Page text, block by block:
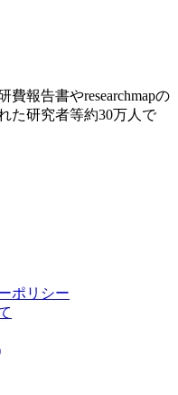
報告書やresearchmapの
た研究者等約30万人で
ポリシー